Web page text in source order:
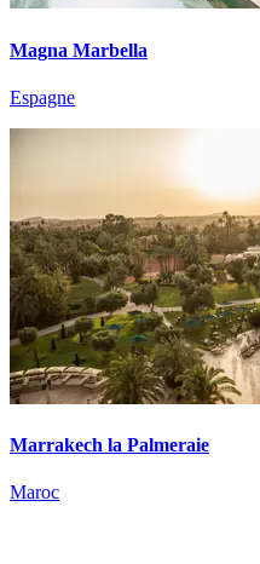
Magna Marbella
Espagne
Marrakech la Palmeraie
Maroc